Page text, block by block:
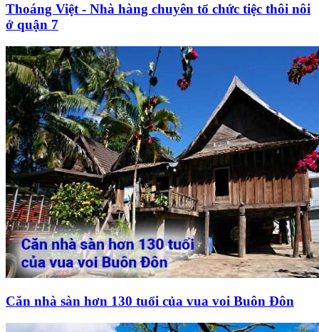
Thoáng Việt - Nhà hàng chuyên tổ chức tiệc thôi nôi
ở quận 7
Căn nhà sàn hơn 130 tuổi của vua voi Buôn Đôn